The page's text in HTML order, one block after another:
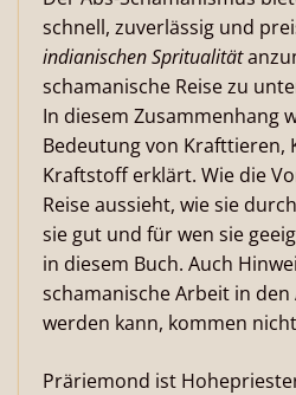
schnell, zuverlässig und
indianischen Spritualität
schamanische Reise zu
In diesem Zusammenhang
Bedeutung von Krafttieren,
Kraftstoff erklärt. Wie die
Reise aussieht, wie sie
sie gut und für wen sie
in diesem Buch. Auch
schamanische Arbeit in
werden kann, kommen
Präriemond ist